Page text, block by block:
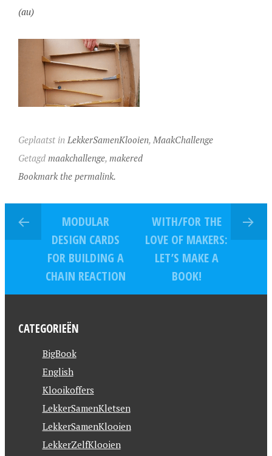
(au)
Geplaatst in LekkerSamenKlooien, MaakChallenge
Getagd maakchallenge, makered
Bookmark the permalink.
MODULAR
DESIGN CARDS
FOR BUILDING A
CHAIN REACTION
WITH/FOR THE
LOVE OF MAKERS:
LET’S MAKE A
BOOK!
CATEGORIEËN
BigBook
English
Klooikoffers
LekkerSamenKletsen
LekkerSamenKlooien
LekkerZelfKlooien